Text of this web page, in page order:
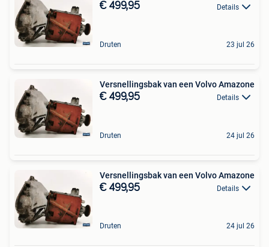
€ 499,95 Details
Druten 23 jul 26
Versnellingsbak van een Volvo Amazone
€ 499,95 Details
Druten 24 jul 26
Versnellingsbak van een Volvo Amazone
€ 499,95 Details
Druten 24 jul 26